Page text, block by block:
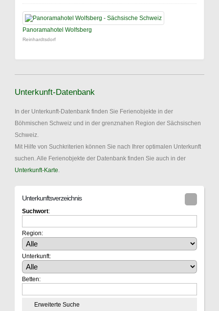
Panoramahotel Wolfsberg
Reinhardtsdorf
Unterkunft-Datenbank
In der Unterkunft-Datenbank finden Sie Ferienobjekte in der
Böhmischen Schweiz und in der grenznahen Region der Sächsischen
Schweiz.
Mit Hilfe von Suchkriterien können Sie nach Ihrer optimalen Unterkunft
suchen. Alle Ferienobjekte der Datenbank finden Sie auch in der
Unterkunft-Karte
Unterkunftsverzeichnis
Suchwort:
Region:
Unterkunft:
Betten:
Erweiterte Suche